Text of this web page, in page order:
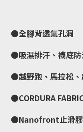
●全腳背透氣孔洞
●吸濕排汗、襪底
●越野跑、馬拉松
●CORDURA
●Nanofront止滑膠